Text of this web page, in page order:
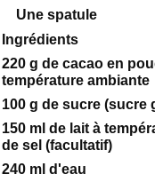
Une spatule
Ingrédients
220 g de cacao en
température ambiante
100 g de sucre (sucre
150 ml de lait à
de sel (facultatif)
240 ml d'eau